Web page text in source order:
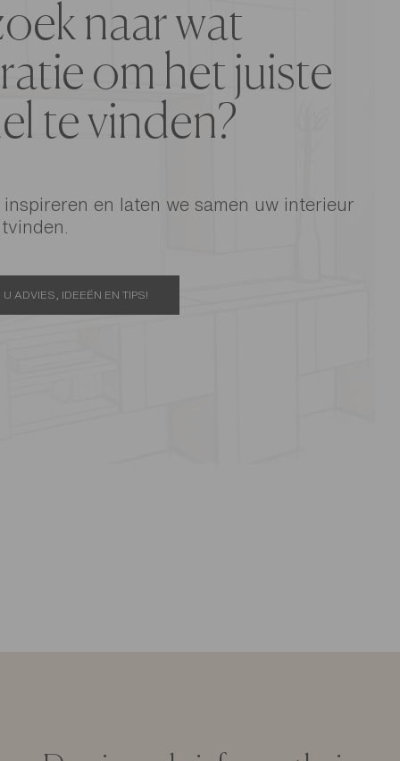
naar wat
om het juiste
te vinden?
en laten we samen uw interieur
U ADVIES, IDEEËN EN TIPS!